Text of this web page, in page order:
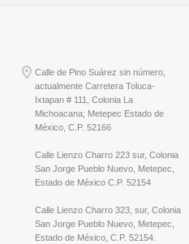
Calle de Pino Suárez sin número,
actualmente Carretera Toluca-
Ixtapan # 111, Colonia La
Michoacana; Metepec Estado de
México, C.P. 52166
Calle Lienzo Charro 223 sur, Colonia
San Jorge Pueblo Nuevo, Metepec,
Estado de México C.P. 52154
Calle Lienzo Charro 323, sur, Colonia
San Jorge Pueblo Nuevo, Metepec,
Estado de México, C.P. 52154.